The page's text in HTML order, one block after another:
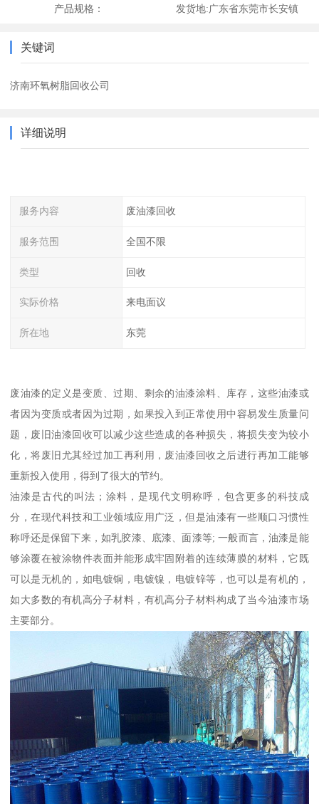
产品规格： 发货地:广东省东莞市长安镇
关键词
济南环氧树脂回收公司
详细说明
服务内容 废油漆回收
服务范围 全国不限
类型 回收
实际价格 来电面议
所在地 东莞
废油漆的定义是变质、过期、剩余的油漆涂料、库存，这些油漆或
者因为变质或者因为过期，如果投入到正常使用中容易发生质量问
题，废旧油漆回收可以减少这些造成的各种损失，将损失变为较小
化，将废旧尤其经过加工再利用，废油漆回收之后进行再加工能够
重新投入使用，得到了很大的节约。
油漆是古代的叫法；涂料，是现代文明称呼，包含更多的科技成
分，在现代科技和工业领域应用广泛，但是油漆有一些顺口习惯性
称呼还是保留下来，如乳胶漆、底漆、面漆等; 一般而言，油漆是能
够涂覆在被涂物件表面并能形成牢固附着的连续薄膜的材料，它既
可以是无机的，如电镀铜，电镀镍，电镀锌等，也可以是有机的，
如大多数的有机高分子材料，有机高分子材料构成了当今油漆市场
主要部分。